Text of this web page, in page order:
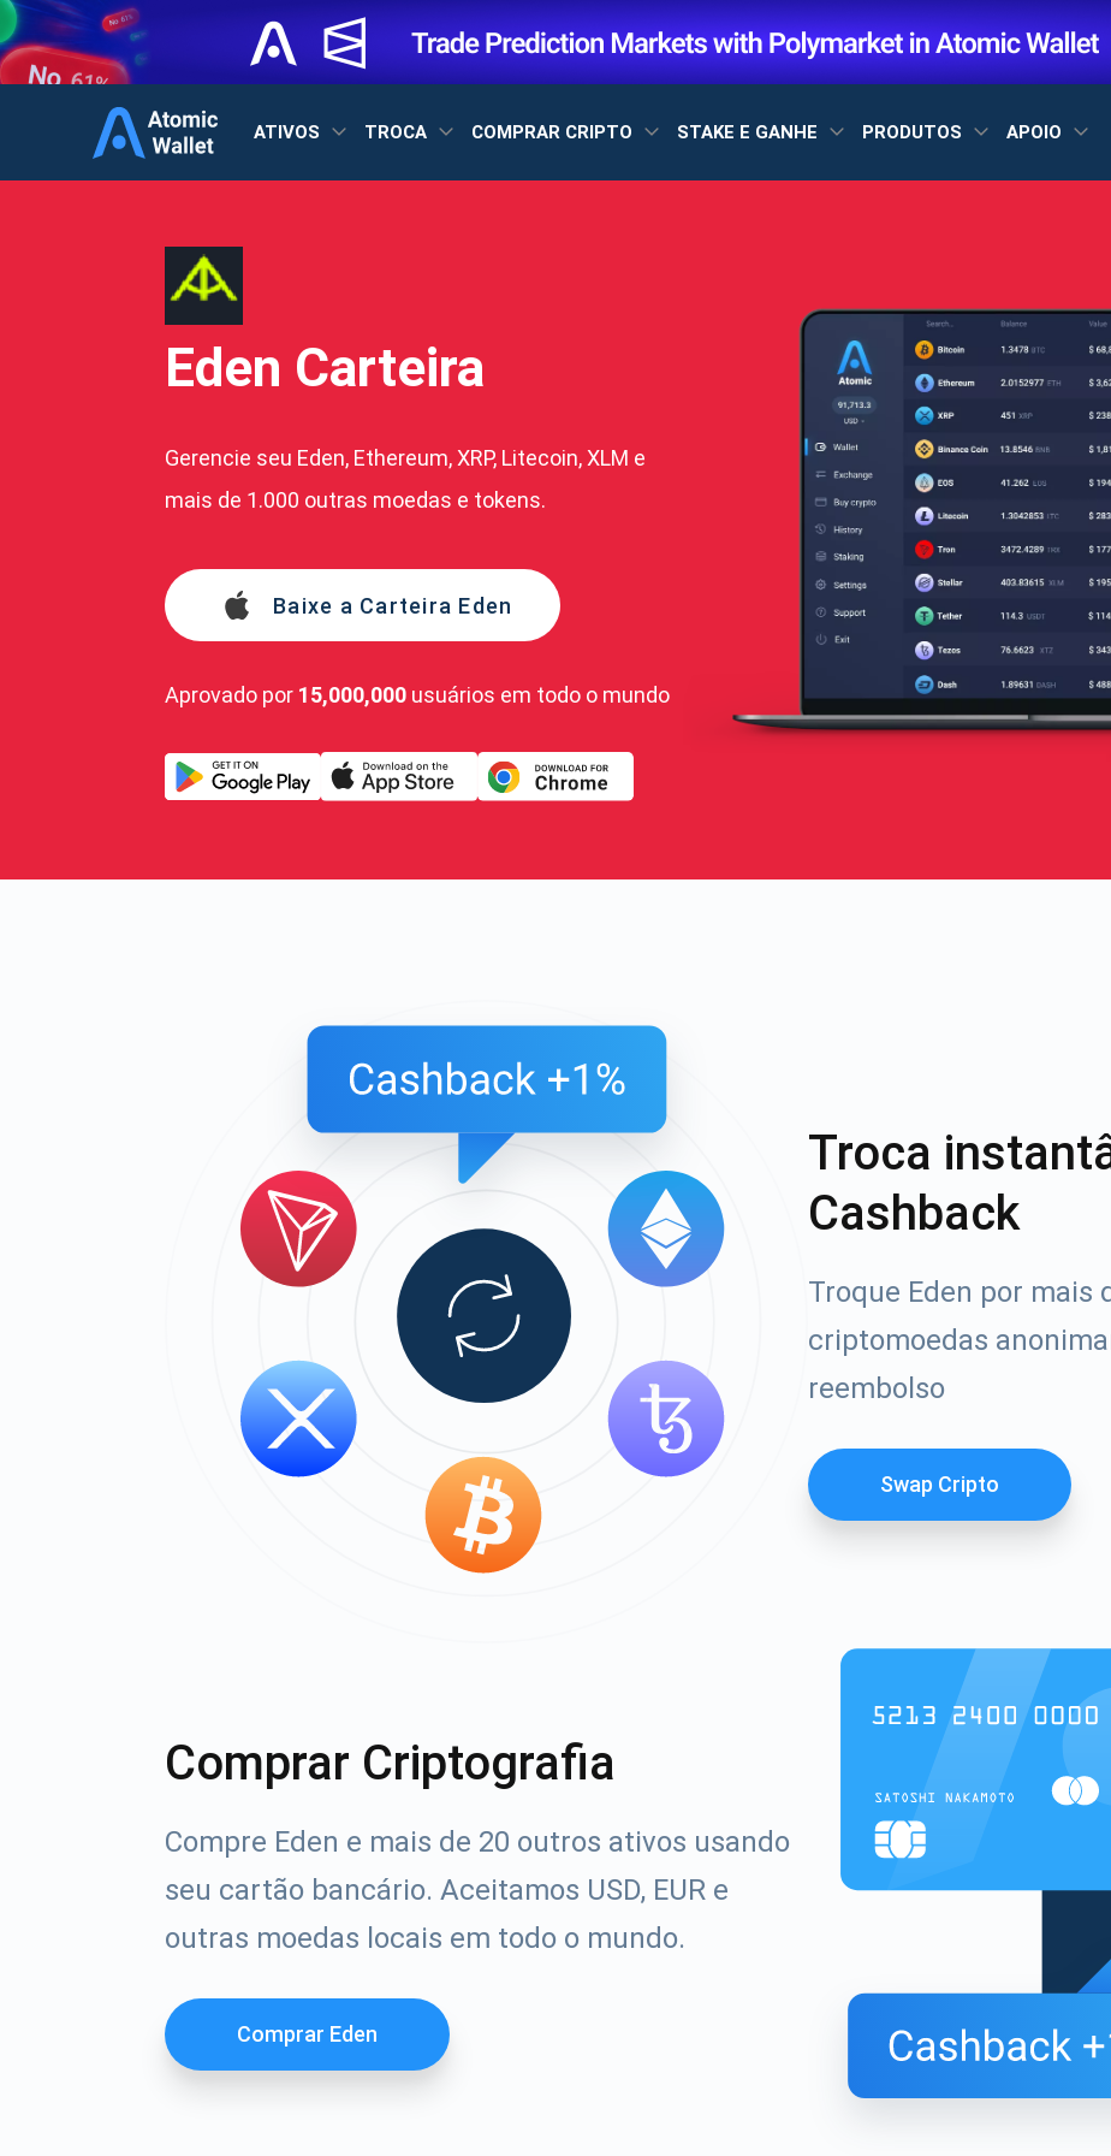
ATIVOS TROCA COMPRAR CRIPTO STAKE E GANHE PRODUTOS APOIO
Eden Carteira
Gerencie seu Eden, Ethereum, XRP, Litecoin, XLM e
mais de 1.000 outras moedas e tokens.
Baixe a Carteira Eden
Aprovado por 15,000,000 usuários em todo o mundo
Troca
Cashback
Troque Eden por mais
criptomoedas
reembolso
Swap Cripto
Comprar Criptografia
Compre Eden e mais de 20 outros ativos usando
seu cartão bancário. Aceitamos USD, EUR e
outras moedas locais em todo o mundo.
Comprar Eden